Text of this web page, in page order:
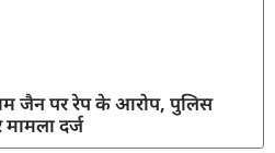
जैन पर रेप के आरोप, पुलिस
दर्ज